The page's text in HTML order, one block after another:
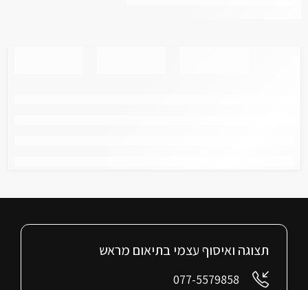
תצוגה ואיסוף עצמי בתיאום מראש
077-5579858